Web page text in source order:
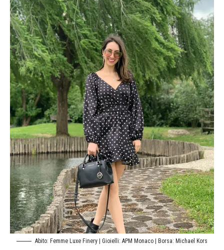
Abito: Femme Luxe Finery | Gioielli: APM Monaco | Borsa: Michael Kors